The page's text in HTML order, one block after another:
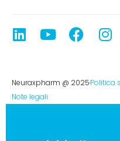
Neuraxpharm @ 2025Politica
Note legali